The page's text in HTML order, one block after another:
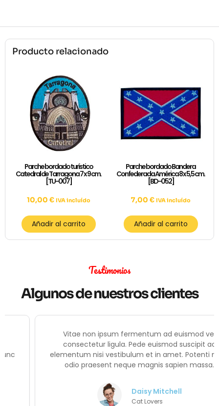
Producto relacionado
Parche bordado turístico
Catedral de Tarragona 7 x 9 cm.
[TU-007]
10,00 € IVA incluído
Añadir al carrito
Parche bordado Bandera
Confederada América 8 x 5,5 cm.
[BD-052]
7,00 € IVA incluído
Añadir al carrito
Testimonios
Algunos de nuestros clientes
Vitae non ipsum fermentum ad euismod vel
consectetur ligula. Pede euismod suscipit ac
elementum nisi vestibulum et in amet. Potenti nunc
odio praesent neque magnis sapien massa.
Daisy Mitchell
Cat Lovers